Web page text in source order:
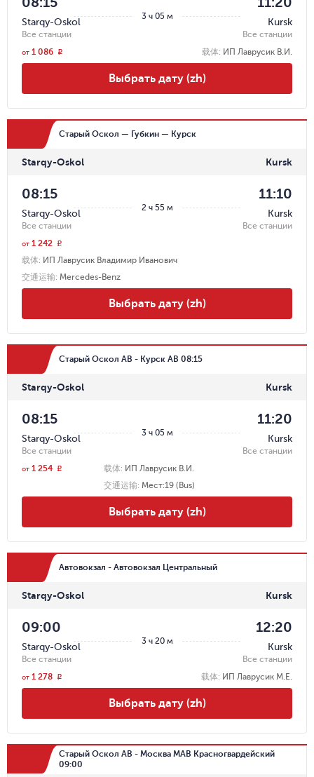
3 ч 05 м
Starqy-Oskol
Все станции
Kursk
Все станции
载体: ИП Лаврусик В.И.
от 1 086 r
Выбрать дату (zh)
Старый Оскол — Губкин — Курск
Starqy-Oskol Kursk
2 ч 55 м
08:15
Starqy-Oskol
Все станции
11:10
Kursk
Все станции
载体: ИП Лаврусик Владимир Иванович
交通运输: Mercedes-Benz
от 1 242 r
Выбрать дату (zh)
Старый Оскол АВ - Курск АВ 08:15
Starqy-Oskol Kursk
3 ч 05 м
08:15
Starqy-Oskol
Все станции
11:20
Kursk
Все станции
载体: ИП Лаврусик В.И.
交通运输: Мест:19 (Bus)
от 1 254 r
Выбрать дату (zh)
Автовокзал - Автовокзал Центральный
Starqy-Oskol Kursk
3 ч 20 м
09:00
Starqy-Oskol
Все станции
12:20
Kursk
Все станции
载体: ИП Лаврусик М.Е.
от 1 278 r
Выбрать дату (zh)
Старый Оскол АВ - Москва МАВ Красногвардейский
09:00